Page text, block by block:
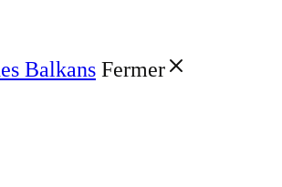
Balkans Fermer